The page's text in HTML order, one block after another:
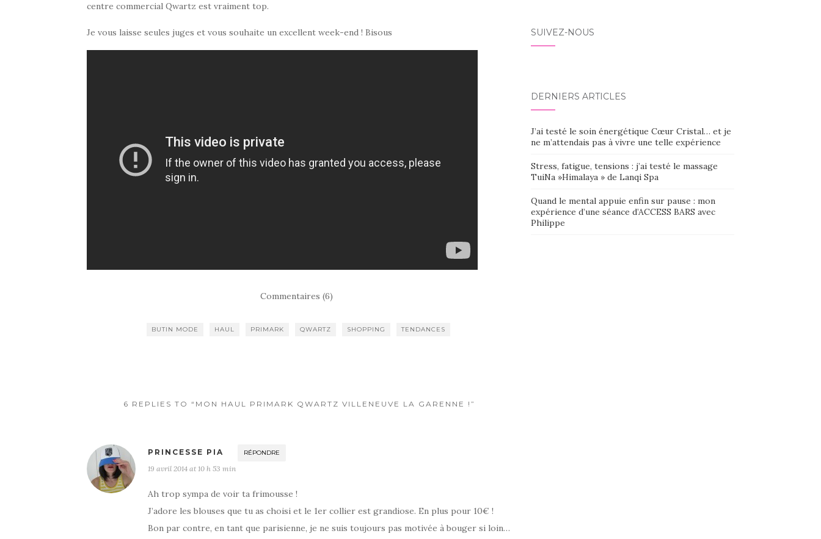
centre commercial Qwartz est vraiment top.
Je vous laisse seules juges et vous souhaite un excellent week-end ! Bisous
Commentaires (6)
BUTIN MODE HAUL PRIMARK QWARTZ SHOPPING TENDANCES
6 REPLIES TO “MON HAUL PRIMARK QWARTZ VILLENEUVE LA GARENNE !”
PRINCESSE PIA RÉPONDRE
19 avril 2014 at 10 h 53 min
Ah trop sympa de voir ta frimousse !
J’adore les blouses que tu as choisi et le 1er collier est grandiose. En plus pour 10€ !
Bon par contre, en tant que parisienne, je ne suis toujours pas motivée à bouger si loin…
SUIVEZ-NOUS
DERNIERS ARTICLES
J’ai testé le soin énergétique Cœur Cristal… et je
ne m’attendais pas à vivre une telle expérience
Stress, fatigue, tensions : j’ai testé le massage
TuiNa »Himalaya » de Lanqi Spa
Quand le mental appuie enfin sur pause : mon
expérience d’une séance d’ACCESS BARS avec
Philippe